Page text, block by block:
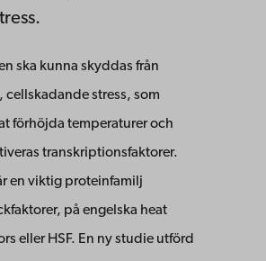
ska kunna skyddas från
cellskadande stress, som
förhöjda temperaturer och
transkriptionsfaktorer.
en viktig proteinfamilj
på engelska heat
eller HSF. En ny studie utförd